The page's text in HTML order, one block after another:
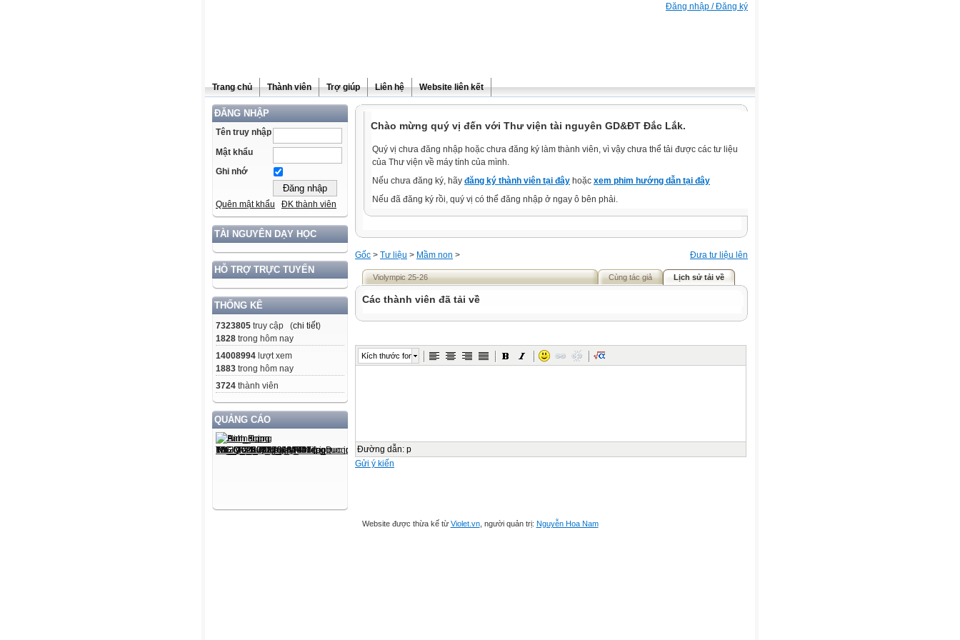
Đăng nhập / Đăng ký
Trang chủ Thành viên Trợ giúp Liên hệ Website liên kết
ĐĂNG NHẬP
Tên truy nhập
Mật khẩu
Ghi nhớ
Quên mật khẩu ĐK thành viên
TÀI NGUYÊN DẠY HỌC
HỖ TRỢ TRỰC TUYẾN
THỐNG KÊ
7323805 truy cập (chi tiết)
1828 trong hôm nay
14008994 lượt xem
1883 trong hôm nay
3724 thành viên
QUẢNG CÁO
Chào mừng quý vị đến với Thư viện tài nguyên GD&ĐT Đắc Lắk.
Quý vị chưa đăng nhập hoặc chưa đăng ký làm thành viên, vì vậy chưa thể tải được các tư liệu
của Thư viện về máy tính của mình.
Nếu chưa đăng ký, hãy đăng ký thành viên tại đây hoặc xem phim hướng dẫn tại đây
Nếu đã đăng ký rồi, quý vị có thể đăng nhập ở ngay ô bên phải.
Đưa tư liệu lên
Gốc > Tư liệu > Mầm non >
Violympic 25-26 Cùng tác giả Lịch sử tải về
Các thành viên đã tải về
Kích thước font
Đường dẫn: p
Gửi ý kiến
Website được thừa kế từ Violet.vn, người quản trị: Nguyễn Hoa Nam